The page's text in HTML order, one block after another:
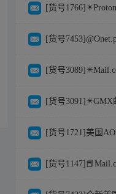
[货号
[货号
[货号
[货号3091]✴️GMX
[货号1721]美国
[货号